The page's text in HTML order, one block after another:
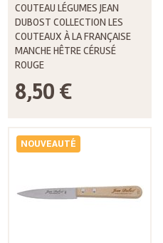
COUTEAU LÉGUMES JEAN
DUBOST COLLECTION LES
COUTEAUX À LA FRANÇAISE
MANCHE HÊTRE CÉRUSÉ
ROUGE
8,50 €
NOUVEAUTÉ